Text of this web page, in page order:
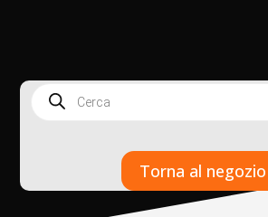
search
Torna al negozio